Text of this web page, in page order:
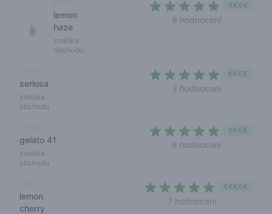
lemon
haze
značka
obchodu
9 hodnocení
€€€€
seriosa
značka
obchodu
3 hodnocení
€€€€
gelato 41
značka
obchodu
9 hodnocení
€€€€
lemon
cherry
7 hodnocení
€€€€€